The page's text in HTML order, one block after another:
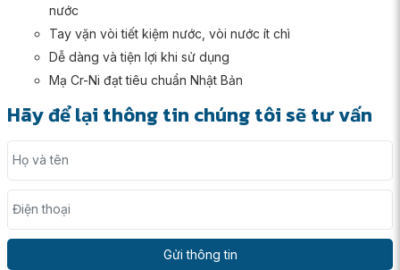
nước
Tay vặn vòi tiết kiệm nước, vòi nước ít chì
Dễ dàng và tiện lợi khi sử dụng
Mạ Cr-Ni đạt tiêu chuẩn Nhật Bản
Hãy để lại thông tin chúng tôi sẽ tư vấn
Họ và tên
Điện thoại